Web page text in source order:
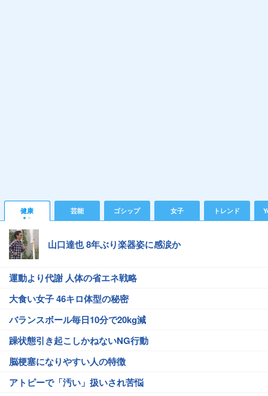
健康 芸能 ゴシップ 女子 トレンド
山口達也 8年ぶり楽器姿に感涙か
運動より代謝 人体の省エネ戦略
大食い女子 46キロ体型の秘密
バランスボール毎日10分で20kg減
躁状態引き起こしかねないNG行動
脳梗塞になりやすい人の特徴
アトピーで「汚い」扱いされ苦悩